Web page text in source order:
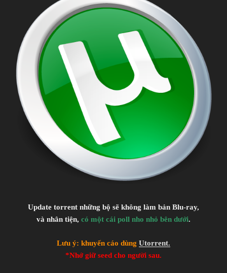
Update torrent những bộ sẽ không làm bản Blu-ray,
và nhân tiện, có một cái poll nho nhỏ bên dưới.
Lưu ý: khuyến cáo dùng Utorrent.
*Nhớ giữ seed cho người sau.